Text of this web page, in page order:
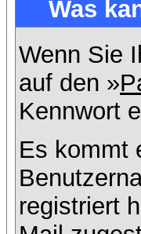
Was
Wenn Sie
auf den »
Kennwort
Es kommt
registriert